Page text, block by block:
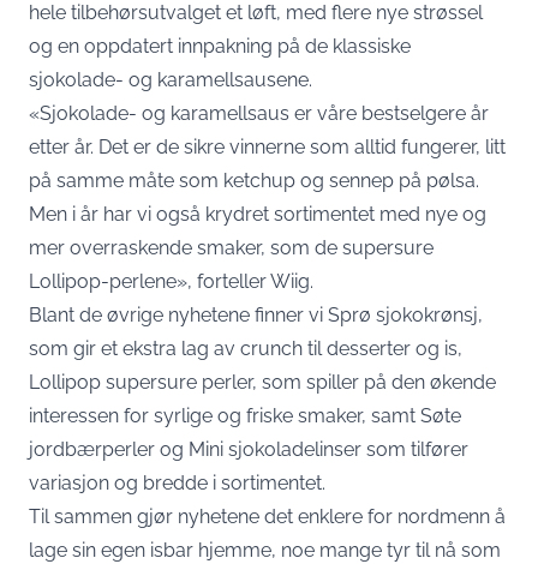
hele tilbehørsutvalget et løft, med flere nye strøssel
og en oppdatert innpakning på de klassiske
sjokolade- og karamellsausene.
«Sjokolade- og karamellsaus er våre bestselgere år
etter år. Det er de sikre vinnerne som alltid fungerer, litt
på samme måte som ketchup og sennep på pølsa.
Men i år har vi også krydret sortimentet med nye og
mer overraskende smaker, som de supersure
Lollipop-perlene», forteller Wiig.
Blant de øvrige nyhetene finner vi Sprø sjokokrønsj,
som gir et ekstra lag av crunch til desserter og is,
Lollipop supersure perler, som spiller på den økende
interessen for syrlige og friske smaker, samt Søte
jordbærperler og Mini sjokoladelinser som tilfører
variasjon og bredde i sortimentet.
Til sammen gjør nyhetene det enklere for nordmenn å
lage sin egen isbar hjemme, noe mange tyr til nå som